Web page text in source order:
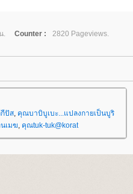
. Counter :
2820 Pageviews.
ปัส, คุณบาบิบูเบะ...แปลงกายเป็นบูริ
เมฆ, คุณtuk-tuk@korat